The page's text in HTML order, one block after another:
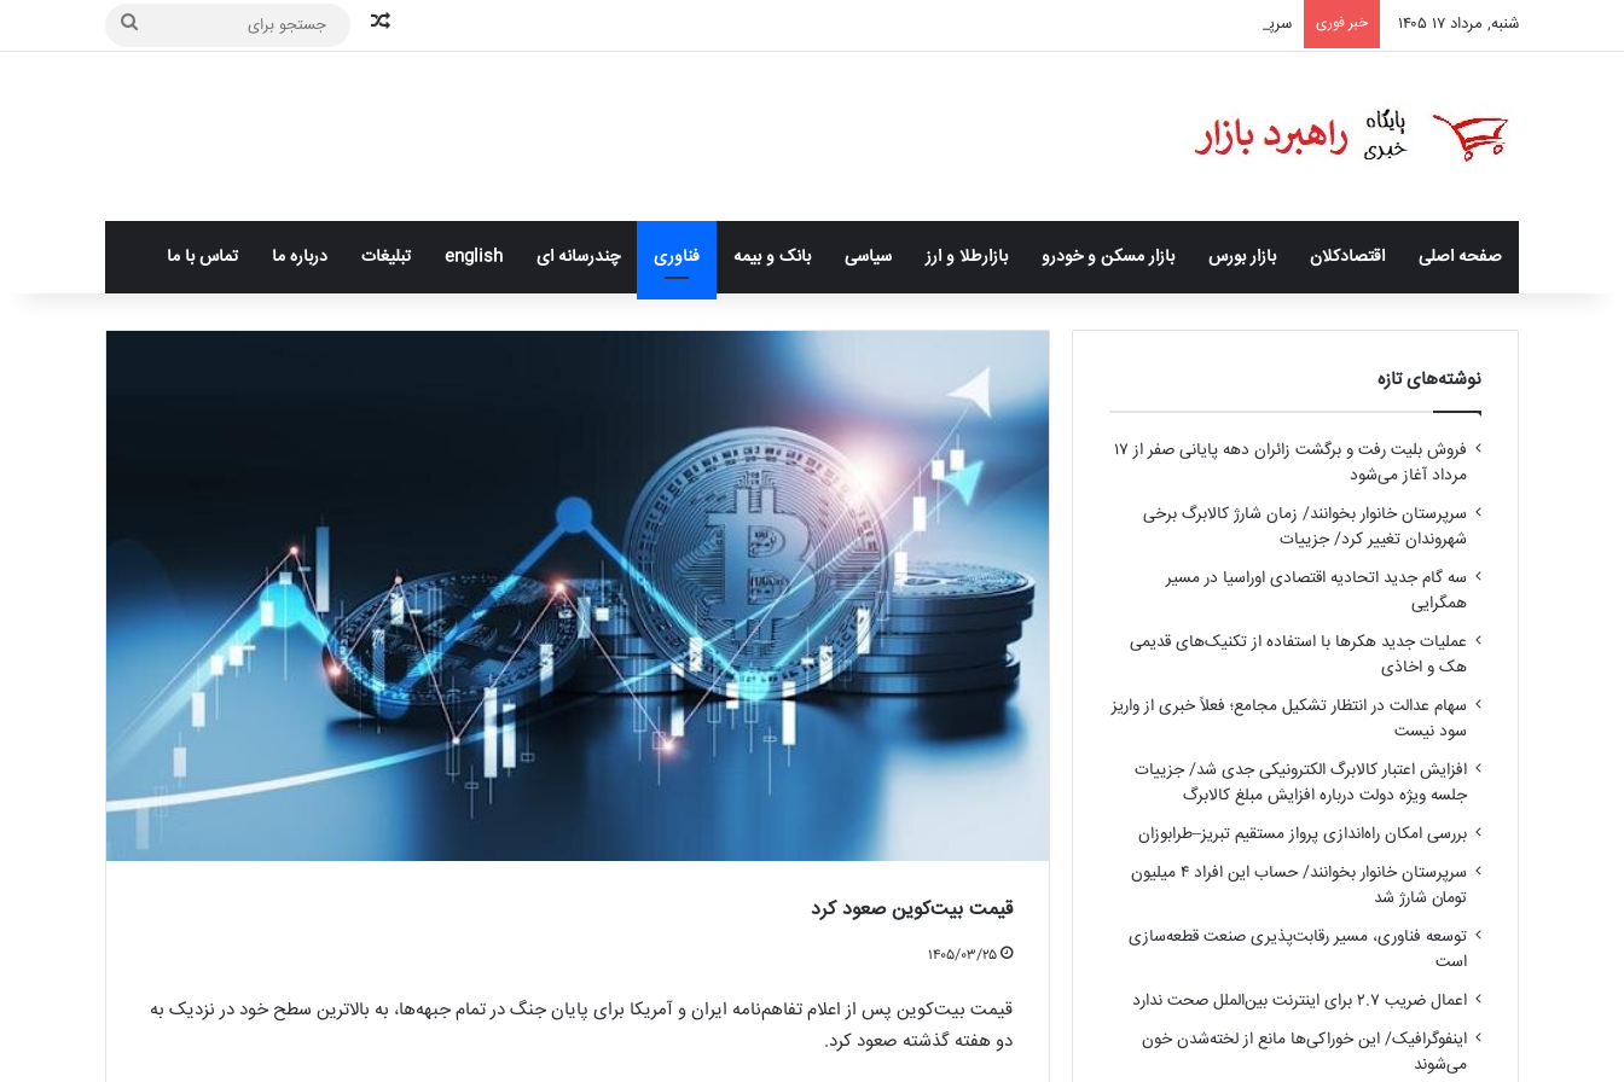
شنبه, مرداد ۱۷ ۱۴۰۵ خبر فوری سرپرستان خانوار بخوانند/ زمان شارژ کالابرگ برخی شهروندان تغییر کرد/ جزییات نوشته تصادفی
صفحه اصلی اقتصادکلان بازار بورس بازار مسکن و خودرو بازارطلا و ارز سیاسی بانک و بیمه فناوری چندرسانه ای english تبلیغات درباره ما تماس با ما
قیمت بیت‌کوین صعود کرد
۱۴۰۵/۰۳/۲۵
قیمت بیت‌کوین پس از اعلام تفاهم‌نامه ایران و آمریکا برای پایان جنگ در تمام جبهه‌ها، به بالاترین سطح خود در نزدیک به
دو هفته گذشته صعود کرد.
نوشته‌های تازه
فروش بلیت رفت و برگشت زائران دهه پایانی صفر از ۱۷
مرداد آغاز می‌شود
سرپرستان خانوار بخوانند/ زمان شارژ کالابرگ برخی
شهروندان تغییر کرد/ جزییات
سه گام جدید اتحادیه اقتصادی اوراسیا در مسیر
همگرایی
عملیات جدید هکرها با استفاده از تکنیک‌های قدیمی
هک و اخاذی
سهام عدالت در انتظار تشکیل مجامع؛ فعلاً خبری از واریز
سود نیست
افزایش اعتبار کالابرگ الکترونیکی جدی شد/ جزییات
جلسه ویژه دولت درباره افزایش مبلغ کالابرگ
بررسی امکان راه‌اندازی پرواز مستقیم تبریز–طرابوزان
سرپرستان خانوار بخوانند/ حساب این افراد ۴ میلیون
تومان شارژ شد
توسعه فناوری، مسیر رقابت‌پذیری صنعت قطعه‌سازی
است
اعمال ضریب ۲.۷ برای اینترنت بین‌الملل صحت ندارد
اینفوگرافیک/ این خوراکی‌ها مانع از لخته‌شدن خون
می‌شوند